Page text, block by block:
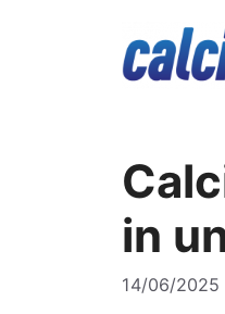
in
14/06/2025